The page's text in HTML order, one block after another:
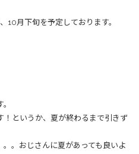
10月下旬を予定しております。
！というか、夏が終わるまで引きず
。おじさんに夏があっても良いよ